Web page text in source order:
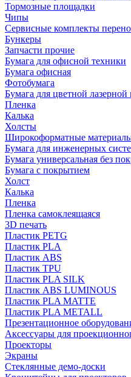
Тормозные площадки
Чипы
Сервисные комплекты
Бункеры
Запчасти прочие
Бумага для офисной техники
Бумага офисная
Фотобумага
Бумага для цветной лазерной
Пленка
Калька
Холсты
Широкоформатные
Бумага для инженерных
Бумага универсальная без
Бумага с покрытием
Холст
Калька
Пленка
Пленка самоклеящаяся
3D печать
Пластик PETG
Пластик PLA
Пластик ABS
Пластик TPU
Пластик PLA SILK
Пластик ABS LUMINOUS
Пластик PLA MATTE
Пластик PLA METALL
Презентационное
Аксессуары для
Проекторы
Экраны
Стеклянные демо-доски